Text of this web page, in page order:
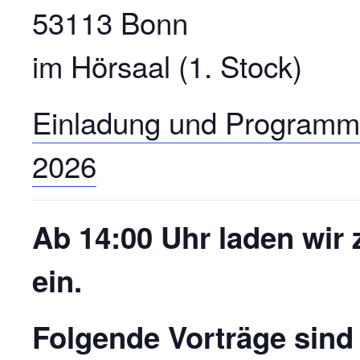
53113 Bonn
im Hörsaal (1. Stock)
Einladung und
2026
Ab 14:00 Uhr laden
ein.
Folgende Vorträge